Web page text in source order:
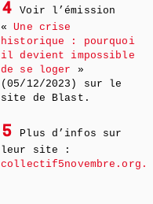
4
Voir l’émission
«Une crise
historique : pourquoi
il devient impossible
de se loger »
(05/12/2023) sur le
site de Blast.
5
Plus d’infos sur
leur site :
collectif5novembre.org.